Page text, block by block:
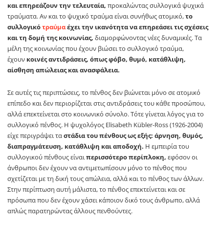
και επηρεάζουν την τελευταία, προκαλώντας συλλογικά ψυχικά
τραύματα. Αν και το ψυχικό τραύμα είναι συνήθως ατομικό,το
συλλογικότραύμαέχει την ικανότητα να επηρεάσει τις σχέσεις
και τη δομή της κοινωνίας, διαμορφώνοντας νέες δυναμικές. Τα
μέλη της κοινωνίας που έχουν βιώσει το συλλογικό τραύμα,
έχουν κοινές αντιδράσεις, όπως φόβο, θυμό, κατάθλιψη,
αίσθηση απώλειας και ανασφάλεια.
Σε αυτές τις περιπτώσεις, το πένθος δεν βιώνεται μόνο σε ατομικό
επίπεδο και δεν περιορίζεται στις αντιδράσεις του κάθε προσώπου,
αλλά επεκτείνεται στο κοινωνικό σύνολο. Τότε γίνεται λόγος για το
συλλογικό πένθος. Η ψυχολόγος Elisabeth Kübler-Ross (1926-2004)
είχε περιγράψει τα στάδια του πένθους ως εξής: άρνηση, θυμός,
διαπραγμάτευση, κατάθλιψη και αποδοχή. Η εμπειρία του
συλλογικού πένθους είναι περισσότερο περίπλοκη, εφόσον οι
άνθρωποι δεν έχουν να αντιμετωπίσουν μόνο το πένθος που
σχετίζεται με τη δική τους απώλεια, αλλά και το πένθος των άλλων.
Στην περίπτωση αυτή μάλιστα, το πένθος επεκτείνεται και σε
πρόσωπα που δεν έχουν χάσει κάποιον δικό τους άνθρωπο, αλλά
απλώς παρατηρώντας άλλους πενθούντες.